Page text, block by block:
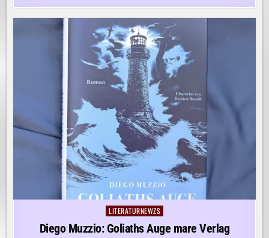
Posted
in
LITERATURNEWZS
Diego Muzzio: Goliaths Auge mare Verlag